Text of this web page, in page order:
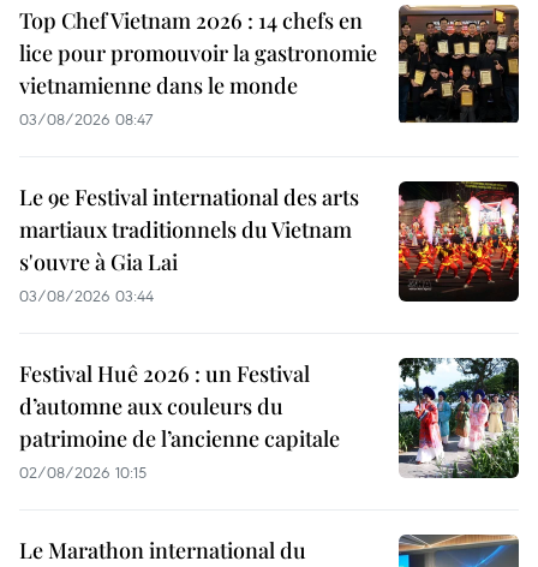
Top Chef Vietnam 2026 : 14 chefs en
lice pour promouvoir la gastronomie
vietnamienne dans le monde
03/08/2026 08:47
Le 9e Festival international des arts
martiaux traditionnels du Vietnam
s'ouvre à Gia Lai
03/08/2026 03:44
Festival Huê 2026 : un Festival
d’automne aux couleurs du
patrimoine de l’ancienne capitale
02/08/2026 10:15
Le Marathon international du